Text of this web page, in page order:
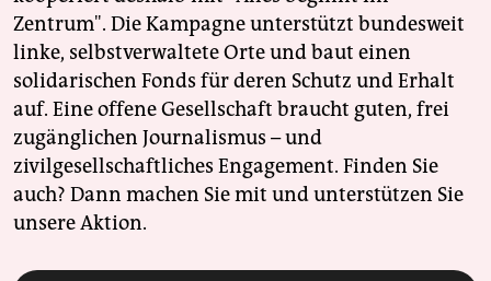
Zentrum". Die Kampagne unterstützt bundesweit
linke, selbstverwaltete Orte und baut einen
solidarischen Fonds für deren Schutz und Erhalt
auf. Eine offene Gesellschaft braucht guten, frei
zugänglichen Journalismus – und
zivilgesellschaftliches Engagement. Finden Sie
auch? Dann machen Sie mit und unterstützen Sie
unsere Aktion.